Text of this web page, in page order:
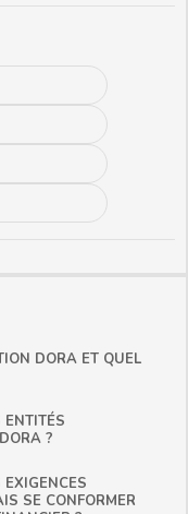
DORA ET QUEL
ENTITÉS
?
SE CONFORMER